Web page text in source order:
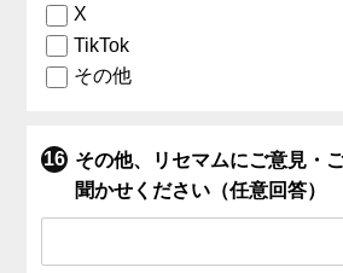
X
TikTok
その他
その他、リセマムにご意見・
聞かせください（任意回答）